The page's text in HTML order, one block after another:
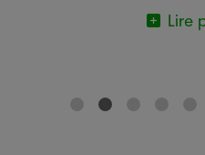
Lire